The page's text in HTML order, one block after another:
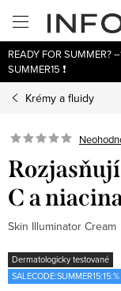
obsah
READY FOR SUMMER?
SUMMER15 ❗
Krémy a fluidy
C a
Skin Illuminator Cream
Dermatologicky testované
SALECODE:SUMMER15:15:%